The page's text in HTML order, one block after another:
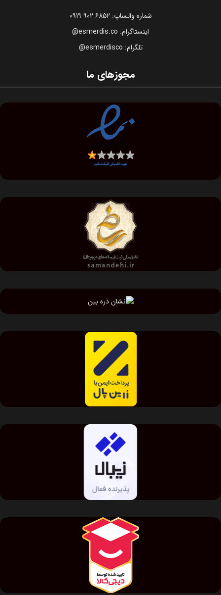
شماره واتساپ: 6852 902 0919
اینستاگرام: esmerdis.co@
تلگرام: esmerdisco@
مجوزهای ما